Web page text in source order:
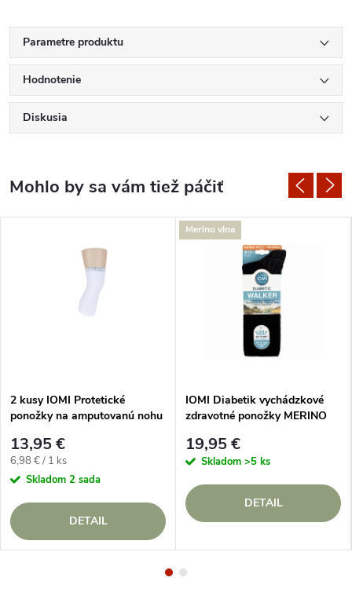
Parametre produktu
Hodnotenie
Diskusia
2 kusy IOMI Protetické
ponožky na amputovanú nohu
13,95 €
Jednotková
cena:
6,98 € / 1 ks
Skladom 2 sada
DETAIL
Merino vlna
IOMI Diabetik vychádzkové
zdravotné ponožky MERINO
19,95 €
Skladom >5 ks
DETAIL